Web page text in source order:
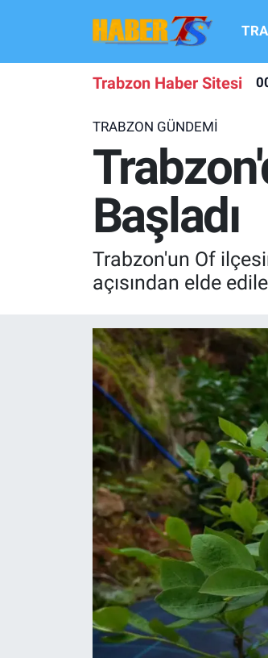
Trabzon Haber Sitesi
TRABZON GÜNDEMİ
Başladı
Trabzon'un Of
açısından elde
TRABZONSPOR
TRANSFER HABERLERI
KULİS MEYDANI
1461 TRABZON
ALT LIGLER
TV VE SİNEMA
BASKETBOL
SAĞLIK
KÜLTÜR SANAT
EKONOMİ
Hava Durumu
Süper Lig Puan Durumu ve Fikstür
Tüm Manşetler
Son Dakika Haberleri
Haber Arşivi